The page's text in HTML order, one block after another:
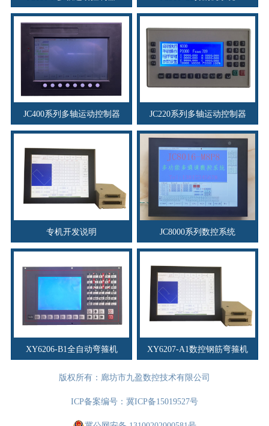
s
JC400系列多轴运动控制器 JC220系列多轴运动控制器
专机开发说明 JC8000系列数控系统
XY6206-B1全自动弯箍机 XY6207-A1数控钢筋弯箍机
版权所有：廊坊市九盈数控技术有限公司
ICP备案编号： 冀ICP备15019527号